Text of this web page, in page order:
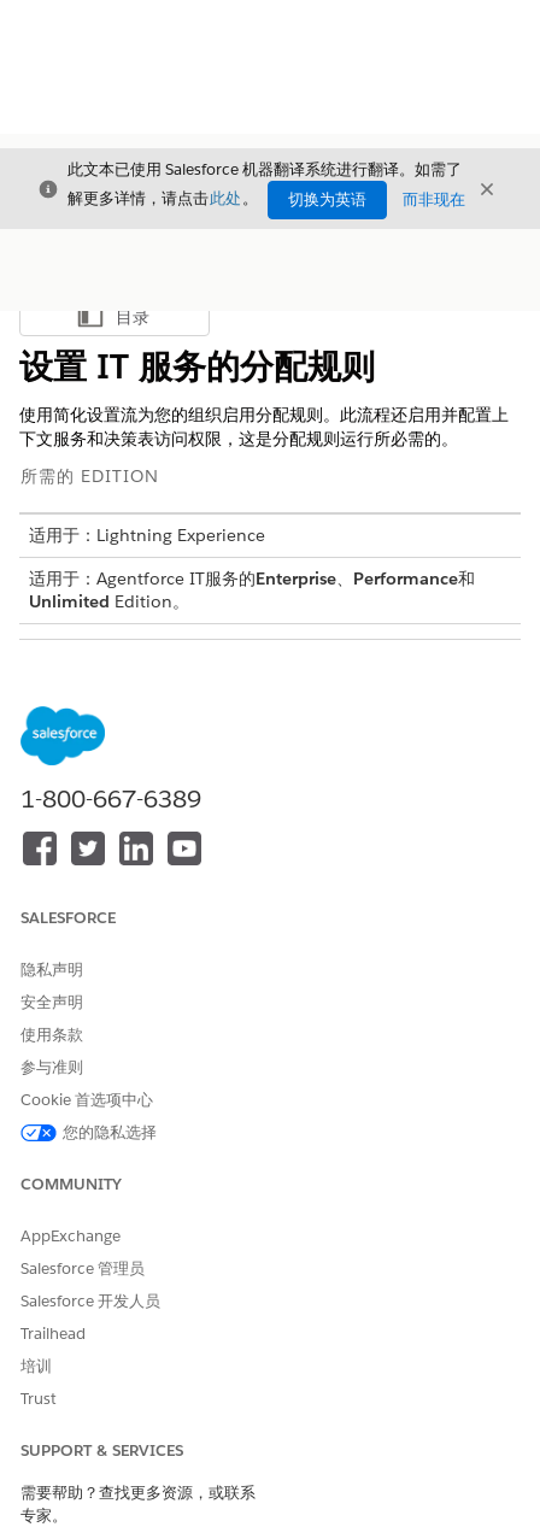
关闭
此文本已使用 Salesforce 机器翻译系统进行翻译。如需了
解更多详情，请点击此处。 切换为英语 而非现在 关闭
显示目录
目录
设置 IT 服务的分配规则
使用简化设置流为您的组织启用分配规则。此流程还启用并配置上
下文服务和决策表访问权限，这是分配规则运行所必需的。
所需的 EDITION
适用于：Lightning Experience
适用于：Agentforce IT服务的Enterprise、 Performance和
Unlimited Edition。
设置分配规则：
从 Salesforce 转到页面，转到功能选项卡，搜索并选择
选择 IT 服务分配规则
打开分配规则。
确认您想要打开分配规则。
1-800-667-6389
SALESFORCE
隐私声明
安全声明
使用条款
参与准则
Cookie 首选项中心
您的隐私选择
COMMUNITY
AppExchange
Salesforce 管理员
Salesforce 开发人员
Trailhead
培训
Trust
SUPPORT & SERVICES
需要帮助？查找更多资源，或联系
专家。